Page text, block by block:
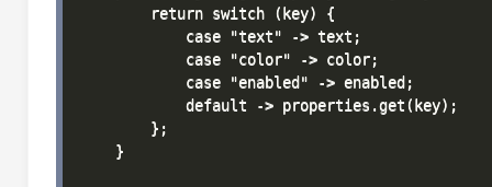
        return switch (key) {
            case "text" -> text;
            case "color" -> color;
            case "enabled" -> enabled;
            default -> properties.get(key);
        };
    }